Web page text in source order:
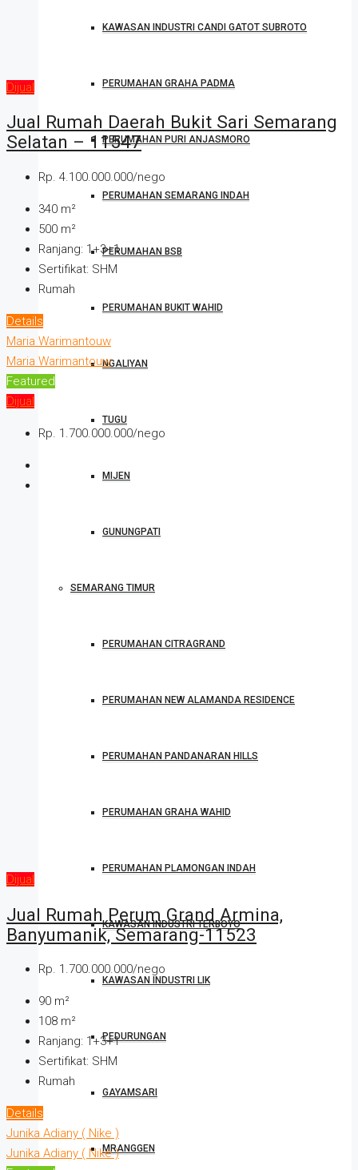
KAWASAN INDUSTRI CANDI GATOT SUBROTO
PERUMAHAN GRAHA PADMA
PERUMAHAN PURI ANJASMORO
PERUMAHAN SEMARANG INDAH
PERUMAHAN BSB
PERUMAHAN BUKIT WAHID
NGALIYAN
TUGU
MIJEN
GUNUNGPATI
SEMARANG TIMUR
PERUMAHAN CITRAGRAND
PERUMAHAN NEW ALAMANDA RESIDENCE
PERUMAHAN PANDANARAN HILLS
PERUMAHAN GRAHA WAHID
PERUMAHAN PLAMONGAN INDAH
KAWASAN INDUSTRI TERBOYO
KAWASAN INDUSTRI LIK
PEDURUNGAN
GAYAMSARI
MRANGGEN
Dijual
Jual Rumah Daerah Bukit Sari Semarang
Selatan – 11547
Rp. 4.100.000.000/nego
340 m²
500 m²
Ranjang: 1+3+1
Sertifikat: SHM
Rumah
Details
Maria Warimantouw
Maria Warimantouw
Featured
Dijual
Rp. 1.700.000.000/nego
Dijual
Jual Rumah Perum Grand Armina,
Banyumanik, Semarang-11523
Rp. 1.700.000.000/nego
90 m²
108 m²
Ranjang: 1+3+1
Sertifikat: SHM
Rumah
Details
Junika Adiany ( Nike )
Junika Adiany ( Nike )